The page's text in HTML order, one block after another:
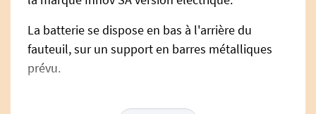
La batterie se dispose en bas à l'arrière du
fauteuil, sur un support en barres métalliques
prévu.